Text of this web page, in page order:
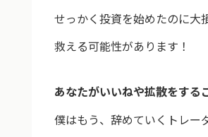
せっかく投資を始めたのに大
救える可能性があります！
あなたがいいねや拡散をする
僕はもう、辞めていくトレー